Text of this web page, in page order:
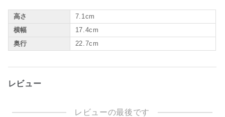
高さ
7.1cm
横幅
17.4cm
奥行
22.7cm
レビュー
レビューの最後です